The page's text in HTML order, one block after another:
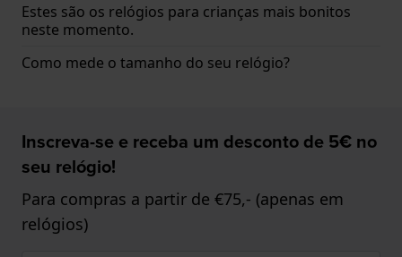
Estes são os relógios para crianças mais bonitos
neste momento.
Como mede o tamanho do seu relógio?
Inscreva-se e receba um desconto de 5€ no
seu relógio!
Para compras a partir de €75,- (apenas em
relógios)